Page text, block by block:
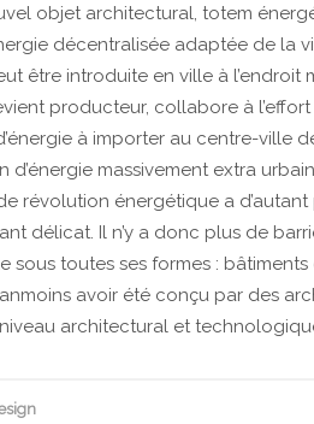
objet architectural, totem
décentralisée adaptée de la
être introduite en ville à l’endroit
producteur, collabore à
à importer au centre-ville
massivement extra
révolution énergétique a d’autant
délicat. Il n’y a donc plus de
sous toutes ses formes : bâtiments
avoir été conçu par des
architectural et